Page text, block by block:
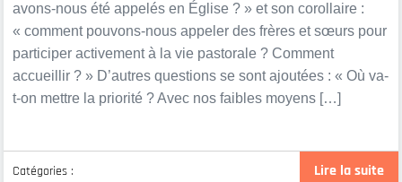
avons-nous été appelés en Église ? » et son corollaire :
« comment pouvons-nous appeler des frères et sœurs pour
participer activement à la vie pastorale ? Comment
accueillir ? » D’autres questions se sont ajoutées : « Où va-
t-on mettre la priorité ? Avec nos faibles moyens […]
Lire la suite
Catégories :